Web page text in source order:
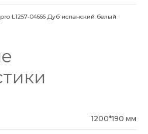
L1257-04666 Дуб испанский белый
1200*190 мм